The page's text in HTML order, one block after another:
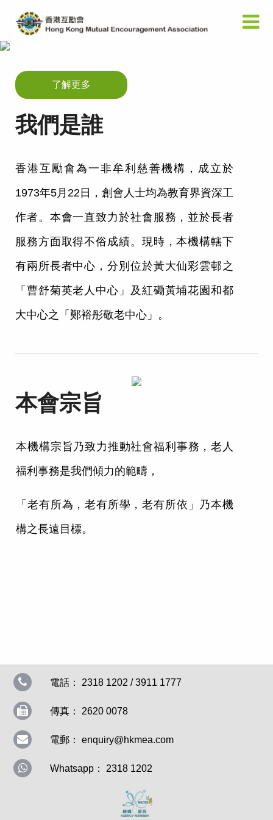
了解更多
我們是誰
香港互勵會為一非牟利慈善機構，成立於
1973年5月22日，創會人士均為教育界資深工
作者。本會一直致力於社會服務，並於長者
服務方面取得不俗成績。現時，本機構轄下
有兩所長者中心，分別位於黃大仙彩雲邨之
「曹舒菊英老人中心」及紅磡黃埔花園和都
大中心之「鄭裕彤敬老中心」。
本會宗旨
本機構宗旨乃致力推動社會福利事務，老人
福利事務是我們傾力的範疇，
「老有所為，老有所學，老有所依」乃本機
構之長遠目標。
電話： 2318 1202 / 3911 1777
傳真： 2620 0078
電郵：enquiry@hkmea.com
Whatsapp： 2318 1202